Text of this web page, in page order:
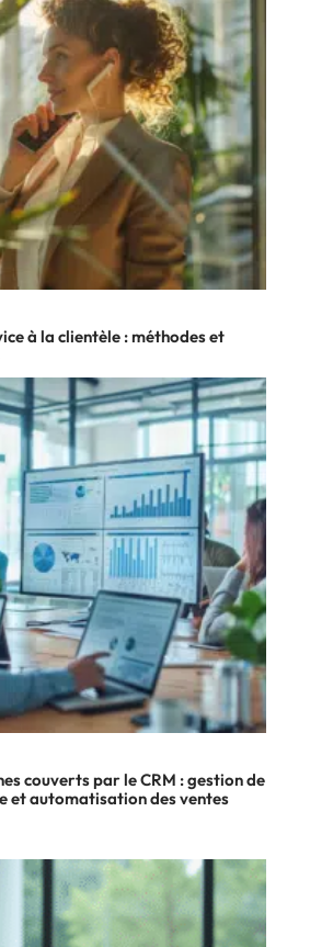
à la clientèle : méthodes et
couverts par le CRM : gestion de
et automatisation des ventes